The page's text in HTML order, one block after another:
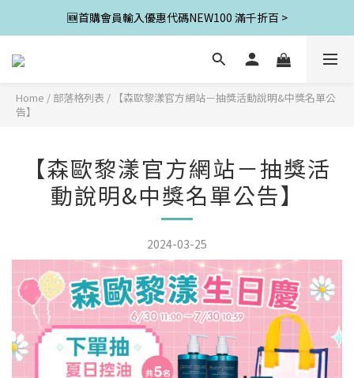
🆕首購會員輸入優惠代碼NEW100 滿千折百 >
Home / 部落格列表 /
【森歐黎漾官方網站－抽獎活動說明&中獎名單公
告】
【森歐黎漾官方網站－抽獎活
動說明&中獎名單公告】
2024-03-25